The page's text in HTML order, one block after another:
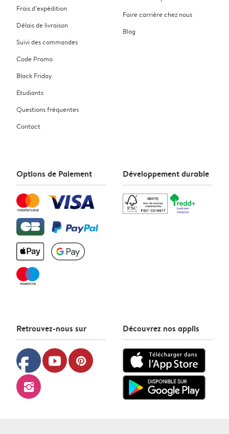
Frais d’expédition
Délais de livraison
Suivi des commandes
Code Promo
Black Friday
Etudiants
Questions fréquentes
Contact
Faire carrière chez nous
Blog
Options de Paiement Développement durable
Retrouvez-nous sur
facebook youtube pinterest
instagram
Découvrez nos applis